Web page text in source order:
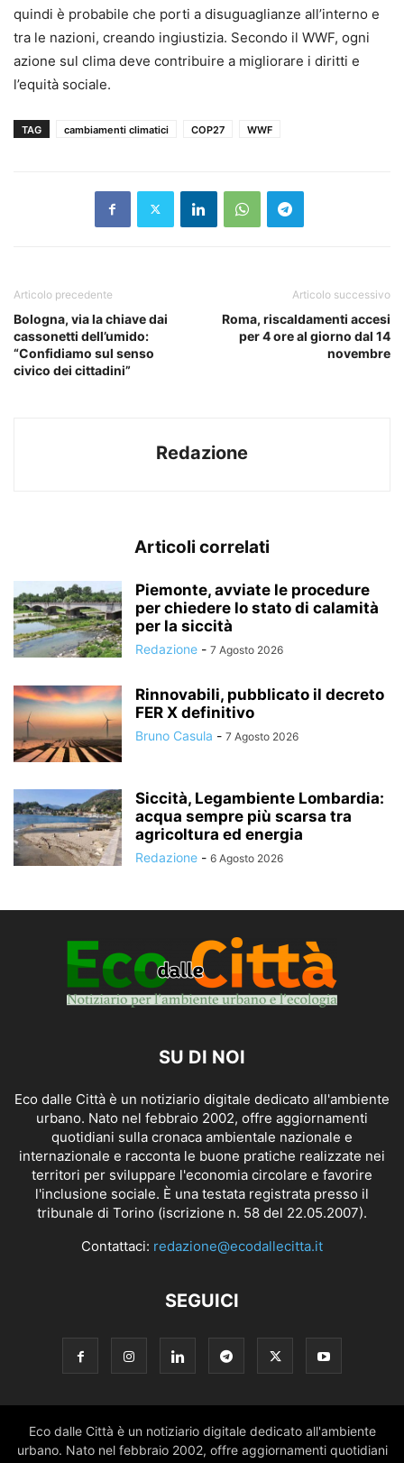
quindi è probabile che porti a disuguaglianze all’interno e
tra le nazioni, creando ingiustizia. Secondo il WWF, ogni
azione sul clima deve contribuire a migliorare i diritti e
l’equità sociale.
TAG cambiamenti climatici COP27 WWF
Articolo precedente
Bologna, via la chiave dai
cassonetti dell’umido:
“Confidiamo sul senso
civico dei cittadini”
Articolo successivo
Roma, riscaldamenti accesi
per 4 ore al giorno dal 14
novembre
Redazione
Articoli correlati
Piemonte, avviate le procedure
per chiedere lo stato di calamità
per la siccità
Redazione - 7 Agosto 2026
Rinnovabili, pubblicato il decreto
FER X definitivo
Bruno Casula - 7 Agosto 2026
Siccità, Legambiente Lombardia:
acqua sempre più scarsa tra
agricoltura ed energia
Redazione - 6 Agosto 2026
SU DI NOI
Eco dalle Città è un notiziario digitale dedicato all'ambiente
urbano. Nato nel febbraio 2002, offre aggiornamenti
quotidiani sulla cronaca ambientale nazionale e
internazionale e racconta le buone pratiche realizzate nei
territori per sviluppare l'economia circolare e favorire
l'inclusione sociale. È una testata registrata presso il
tribunale di Torino (iscrizione n. 58 del 22.05.2007).
Contattaci: redazione@ecodallecitta.it
SEGUICI
Eco dalle Città è un notiziario digitale dedicato all'ambiente
urbano. Nato nel febbraio 2002, offre aggiornamenti quotidiani